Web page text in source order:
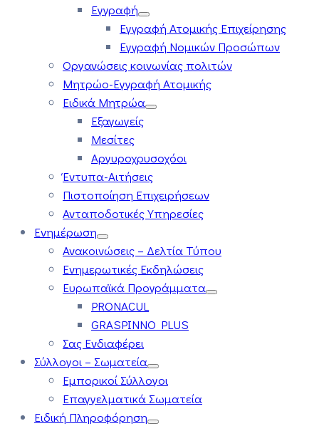
Εγγραφή
Εγγραφή Ατομικής Επιχείρησης
Εγγραφή Νομικών Προσώπων
Οργανώσεις κοινωνίας πολιτών
Μητρώο-Εγγραφή Ατομικής
Ειδικά Μητρώα
Εξαγωγείς
Μεσίτες
Αργυροχρυσοχόοι
Έντυπα-Αιτήσεις
Πιστοποίηση Επιχειρήσεων
Ανταποδοτικές Υπηρεσίες
Ενημέρωση
Ανακοινώσεις – Δελτία Τύπου
Ενημερωτικές Εκδηλώσεις
Ευρωπαϊκά Προγράμματα
PRONACUL
GRASPINNO PLUS
Σας Ενδιαφέρει
Σύλλογοι – Σωματεία
Εμπορικοί Σύλλογοι
Επαγγελματικά Σωματεία
Ειδική Πληροφόρηση